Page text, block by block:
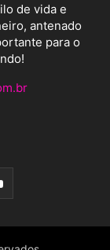
de vida e
antenado
para o